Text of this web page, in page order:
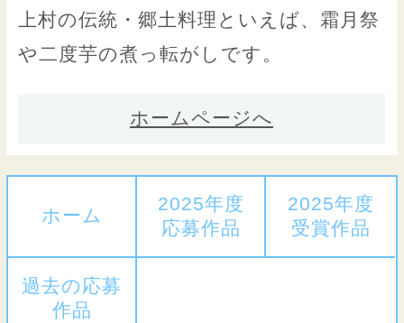
上村の伝統・郷土料理といえば、霜月祭
や二度芋の煮っ転がしです。
ホームページへ
ホーム
2025年度
応募作品
2025年度
受賞作品
過去の応募
作品